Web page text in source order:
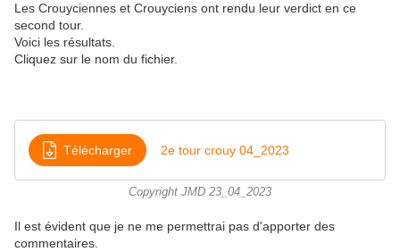
Les Crouyciennes et Crouyciens ont rendu leur verdict en ce
second tour.
Voici les résultats.
Cliquez sur le nom du fichier.
Télécharger 2e tour crouy 04_2023
Copyright JMD 23_04_2023
Il est évident que je ne me permettrai pas d'apporter des
commentaires.